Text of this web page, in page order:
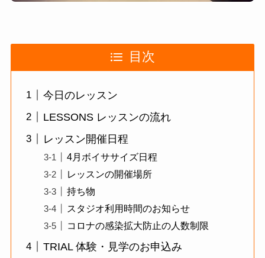
目次
今日のレッスン
LESSONS レッスンの流れ
レッスン開催日程
4月ボイササイズ日程
レッスンの開催場所
持ち物
スタジオ利用時間のお知らせ
コロナの感染拡大防止の人数制限
TRIAL 体験・見学のお申込み